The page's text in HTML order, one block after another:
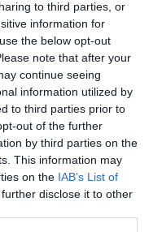
to third parties, or
information for
the below opt-out
note that after your
continue seeing
information utilized by
to third parties prior to
out of the further
by third parties on the
This information may
on the IAB’s List of
disclose it to other
y femeninos en
museos y eventos de
populares de
club a club en LaLiga,
y ligas extranjeras
Bundesliga, Serie
asistencia media y
torneos
o Copas del Rey y
Si quieres más